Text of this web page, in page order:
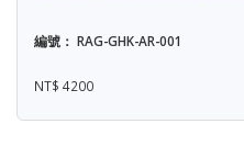
編號： RAG-GHK-AR-001
NT$ 4200